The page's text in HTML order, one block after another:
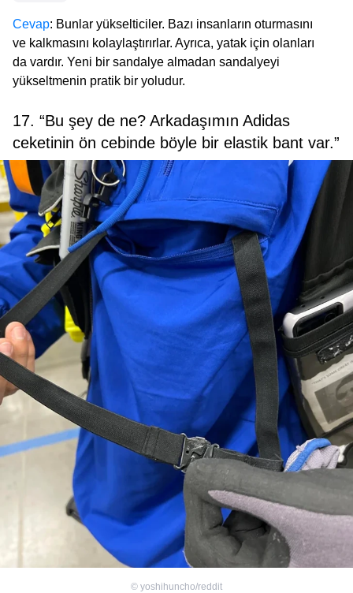
Cevap: Bunlar yükselticiler. Bazı insanların oturmasını
ve kalkmasını kolaylaştırırlar. Ayrıca, yatak için olanları
da vardır. Yeni bir sandalye almadan sandalyeyi
yükseltmenin pratik bir yoludur.
17. “Bu şey de ne? Arkadaşımın Adidas
ceketinin ön cebinde böyle bir elastik bant var.”
© yoshihuncho/reddit